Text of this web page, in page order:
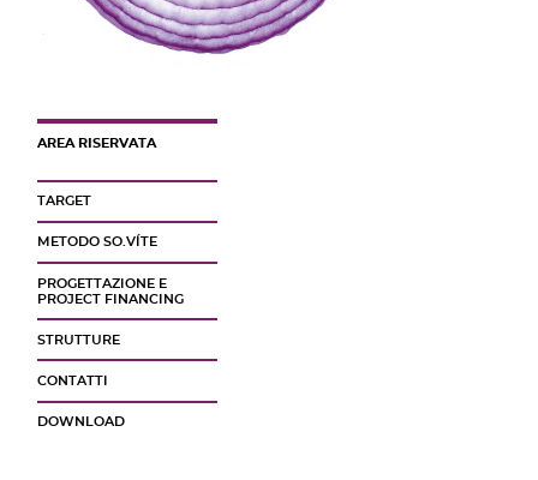
AREA RISERVATA
TARGET
METODO SO.VÍTE
PROGETTAZIONE E
PROJECT FINANCING
STRUTTURE
CONTATTI
DOWNLOAD